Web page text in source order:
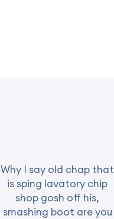
Why I say old chap that
is sping lavatory chip
shop gosh off his,
smashing boot are you